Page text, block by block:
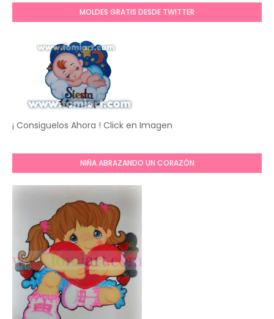
MOLDES GRATIS DESDE TWITTER
¡ Consiguelos Ahora ! Click en Imagen
NIÑA ABRAZANDO UN CORAZÓN